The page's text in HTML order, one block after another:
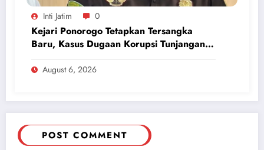
Inti Jatim 0
Kejari Ponorogo Tetapkan Tersangka
Baru, Kasus Dugaan Korupsi Tunjangan
Perumahan DPRD 2023-2026
August 6, 2026
POST COMMENT